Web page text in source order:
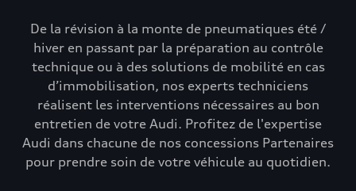
De la révision à la monte de pneumatiques été /
hiver en passant par la préparation au contrôle
technique ou à des solutions de mobilité en cas
d’immobilisation, nos experts techniciens
réalisent les interventions nécessaires au bon
entretien de votre Audi. Profitez de l'expertise
Audi dans chacune de nos concessions Partenaires
pour prendre soin de votre véhicule au quotidien.